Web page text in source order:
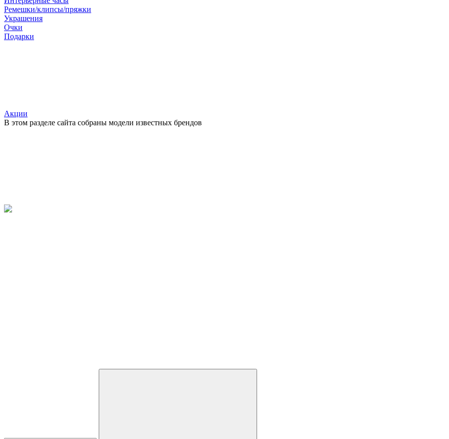
Ремешки/клипсы/пряжки
Украшения
Очки
Подарки
Акции
В этом разделе сайта собраны модели известных брендов